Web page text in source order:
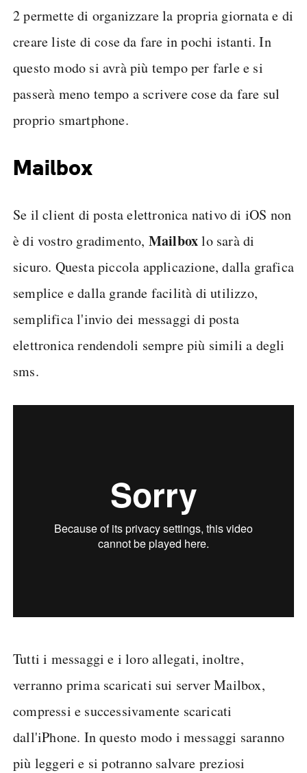
2 permette di organizzare la propria giornata e di
creare liste di cose da fare in pochi istanti. In
questo modo si avrà più tempo per farle e si
passerà meno tempo a scrivere cose da fare sul
proprio smartphone.
Mailbox
Se il client di posta elettronica nativo di iOS non
è di vostro gradimento, Mailboxlo sarà di
sicuro. Questa piccola applicazione, dalla grafica
semplice e dalla grande facilità di utilizzo,
semplifica l'invio dei messaggi di posta
elettronica rendendoli sempre più simili a degli
sms.
Tutti i messaggi e i loro allegati, inoltre,
verranno prima scaricati sui server Mailbox,
compressi e successivamente scaricati
dall'iPhone. In questo modo i messaggi saranno
più leggeri e si potranno salvare preziosi